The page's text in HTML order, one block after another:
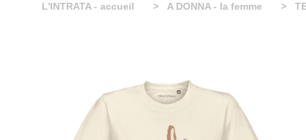
L'INTRATA - accueil A DONNA - la femme